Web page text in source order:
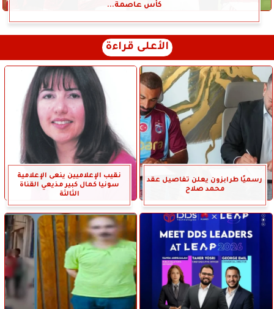
كأس عاصمة...
الأعلى قراءة
رسميًا طرابزون يعلن تفاصيل عقد
محمد صلاح
نقيب الإعلاميين ينعى الإعلامية
سونيا كمال كبير مذيعي القناة
الثالثة